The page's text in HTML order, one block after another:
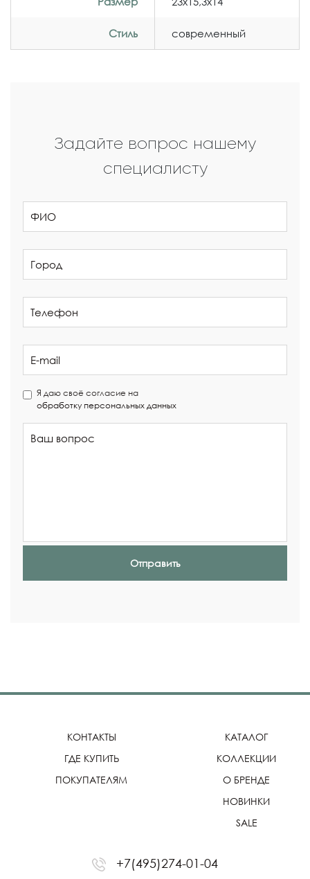
Стиль современный
Задайте вопрос нашему
специалисту
Я даю своё согласие на
обработку персональных данных
Отправить
КОНТАКТЫ
ГДЕ КУПИТЬ
ПОКУПАТЕЛЯМ
КАТАЛОГ
КОЛЛЕКЦИИ
О БРЕНДЕ
НОВИНКИ
SALE
+7(495)274-01-04